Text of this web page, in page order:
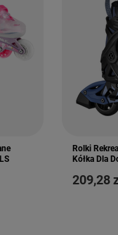
Rolki
Kółka Dla
209,28